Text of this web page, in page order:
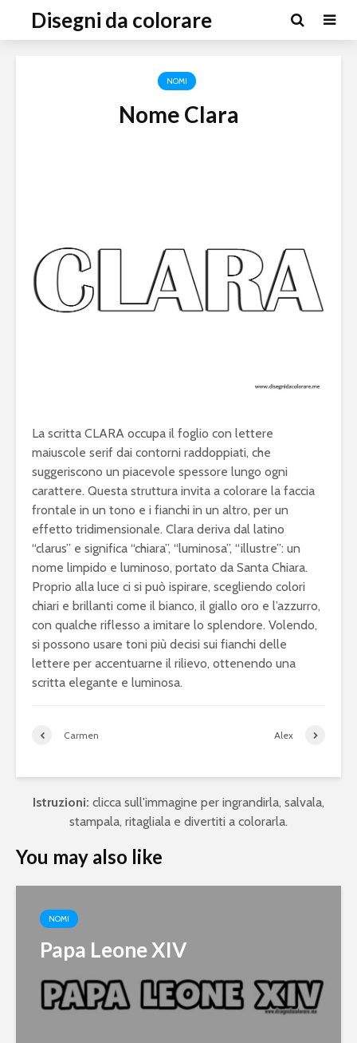
Disegni da colorare
NOMI
Nome Clara
La scritta CLARA occupa il foglio con lettere
maiuscole serif dai contorni raddoppiati, che
suggeriscono un piacevole spessore lungo ogni
carattere. Questa struttura invita a colorare la faccia
frontale in un tono e i fianchi in un altro, per un
effetto tridimensionale. Clara deriva dal latino
“clarus” e significa “chiara”, “luminosa”, “illustre”: un
nome limpido e luminoso, portato da Santa Chiara.
Proprio alla luce ci si può ispirare, scegliendo colori
chiari e brillanti come il bianco, il giallo oro e l’azzurro,
con qualche riflesso a imitare lo splendore. Volendo,
si possono usare toni più decisi sui fianchi delle
lettere per accentuarne il rilievo, ottenendo una
scritta elegante e luminosa.
Carmen Alex
Istruzioni: clicca sull'immagine per ingrandirla, salvala,
stampala, ritagliala e divertiti a colorarla.
You may also like
NOMI
Papa Leone XIV